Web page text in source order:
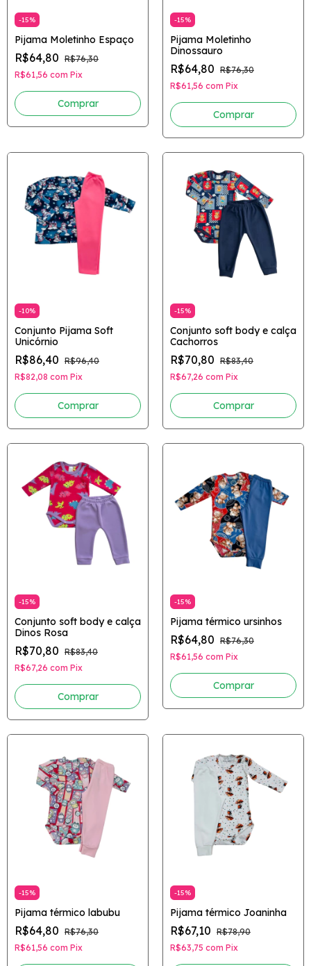
-15%
Pijama Moletinho Espaço
R$64,80 R$76,30
R$61,56 com Pix
Comprar
-15%
Pijama Moletinho
Dinossauro
R$64,80 R$76,30
R$61,56 com Pix
Comprar
-10%
Conjunto Pijama Soft
Unicórnio
R$86,40 R$96,40
R$82,08 com Pix
Comprar
-15%
Conjunto soft body e calça
Cachorros
R$70,80 R$83,40
R$67,26 com Pix
Comprar
-15%
Conjunto soft body e calça
Dinos Rosa
R$70,80 R$83,40
R$67,26 com Pix
Comprar
-15%
Pijama térmico ursinhos
R$64,80 R$76,30
R$61,56 com Pix
Comprar
-15%
Pijama térmico labubu
R$64,80 R$76,30
R$61,56 com Pix
-15%
Pijama térmico Joaninha
R$67,10 R$78,90
R$63,75 com Pix